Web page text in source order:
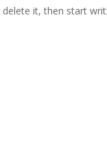
it, then start